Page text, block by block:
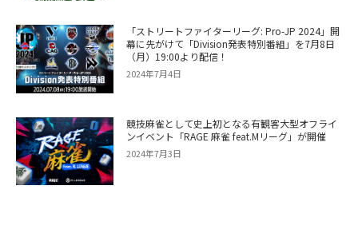
「ストリートファイターリーグ: Pro-JP 2024」開
幕に先がけて「Division発表特別番組」を7月8日
（月）19:00より配信！
2024年7月4日
競技麻雀として史上初となる有観客大型オフライ
ンイベント「RAGE 麻雀 feat.Mリーグ」が開催
2024年7月3日